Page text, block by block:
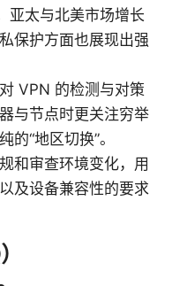
亚太与北美市场增长
保护方面也展现出强
VPN 的检测与对策
与节点时更关注穷举
“地区切换”。
和审查环境变化，用
及设备兼容性的要求